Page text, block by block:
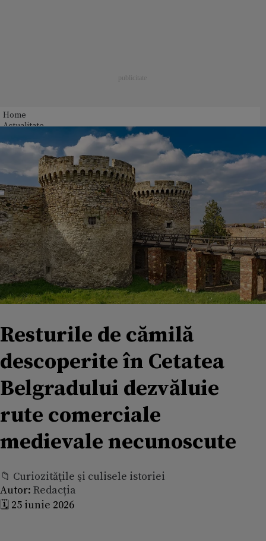
Home
Actualitate
Resturile de cămilă
descoperite în Cetatea
Belgradului dezvăluie
rute comerciale
medievale necunoscute
📁 Curiozităţile şi culisele istoriei
Autor: Redacția
🗓️ 25 iunie 2026